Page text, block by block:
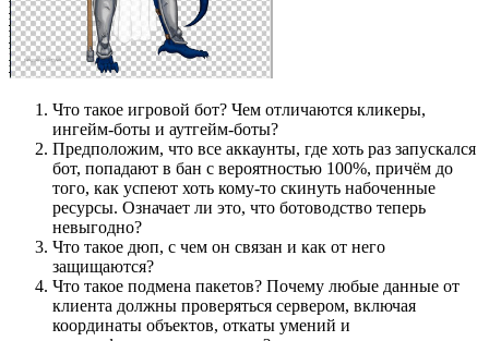
Что такое игровой бот? Чем отличаются кликеры,
ингейм-боты и аутгейм-боты?
Предположим, что все аккаунты, где хоть раз запускался
бот, попадают в бан с вероятностью 100%, причём до
того, как успеют хоть кому-то скинуть набоченные
ресурсы. Означает ли это, что ботоводство теперь
невыгодно?
Что такое дюп, с чем он связан и как от него
защищаются?
Что такое подмена пакетов? Почему любые данные от
клиента должны проверяться сервером, включая
координаты объектов, откаты умений и